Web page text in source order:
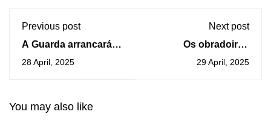
Previous post
A Guarda arrancará o
verán co II Trail
28 April, 2025
Next post
Os obradoiros
“Mergullo para
29 April, 2025
You may also like